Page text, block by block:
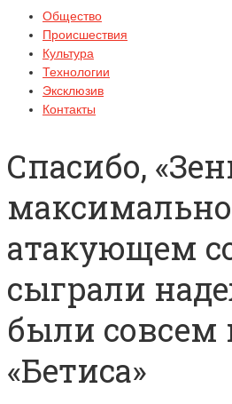
Общество
Происшествия
Культура
Технологии
Эксклюзив
Контакты
Спасибо,
максимально
атакующем
сыграли
были совсем
«Бетиса»